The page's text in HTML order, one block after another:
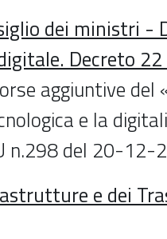
dei ministri -
Decreto
aggiuntive del
e la
n.298 del 20-12-
e dei